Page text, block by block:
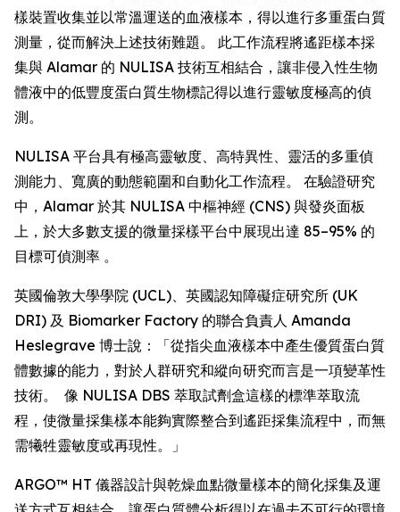
樣裝置收集並以常溫運送的血液樣本，得以進行多重蛋白質
測量，從而解決上述技術難題。 此工作流程將遙距樣本採
集與 Alamar 的 NULISA 技術互相結合，讓非侵入性生物
體液中的低豐度蛋白質生物標記得以進行靈敏度極高的偵
測。
NULISA 平台具有極高靈敏度、高特異性、靈活的多重偵
測能力、寬廣的動態範圍和自動化工作流程。 在驗證研究
中，Alamar 於其 NULISA 中樞神經 (CNS) 與發炎面板
上，於大多數支援的微量採樣平台中展現出達 85–95% 的
目標可偵測率 。
英國倫敦大學學院 (UCL)、英國認知障礙症研究所 (UK
DRI) 及 Biomarker Factory 的聯合負責人 Amanda
Heslegrave 博士說：「從指尖血液樣本中產生優質蛋白質
體數據的能力，對於人群研究和縱向研究而言是一項變革性
技術。 像 NULISA DBS 萃取試劑盒這樣的標準萃取流
程，使微量採集樣本能夠實際整合到遙距採集流程中，而無
需犧牲靈敏度或再現性。」
ARGO™ HT 儀器設計與乾燥血點微量樣本的簡化採集及運